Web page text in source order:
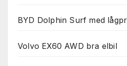
BYD Dolphin Surf med
Volvo EX60 AWD bra elbil